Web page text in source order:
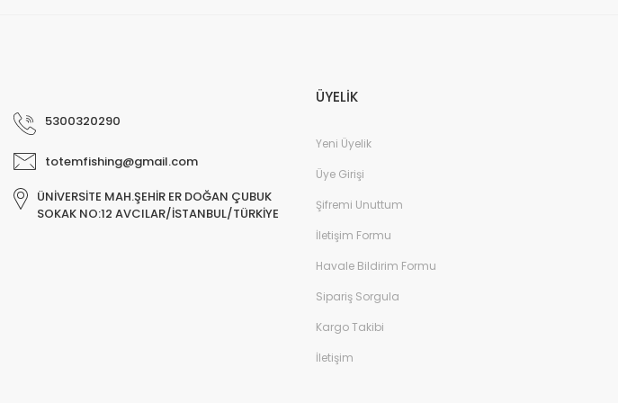
5300320290
totemfishing@gmail.com
ÜNİVERSİTE MAH.ŞEHİR ER DOĞAN ÇUBUK
SOKAK NO:12 AVCILAR/İSTANBUL/TÜRKİYE
ÜYELİK
Yeni Üyelik
Üye Girişi
Şifremi Unuttum
İletişim Formu
Havale Bildirim Formu
Sipariş Sorgula
Kargo Takibi
İletişim